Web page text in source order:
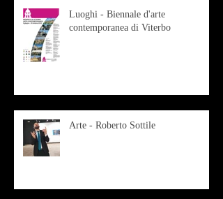
Luoghi - Biennale d'arte
contemporanea di Viterbo
Arte - Roberto Sottile